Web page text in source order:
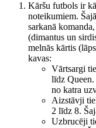
Kāršu futbols ir
noteikumiem.
sarkanā
(dimantus un
melnās kārtis
kavas:
Vārtsargi
līdz
no katra
Aizstāvji
2 līdz 8.
Uzbrucēji